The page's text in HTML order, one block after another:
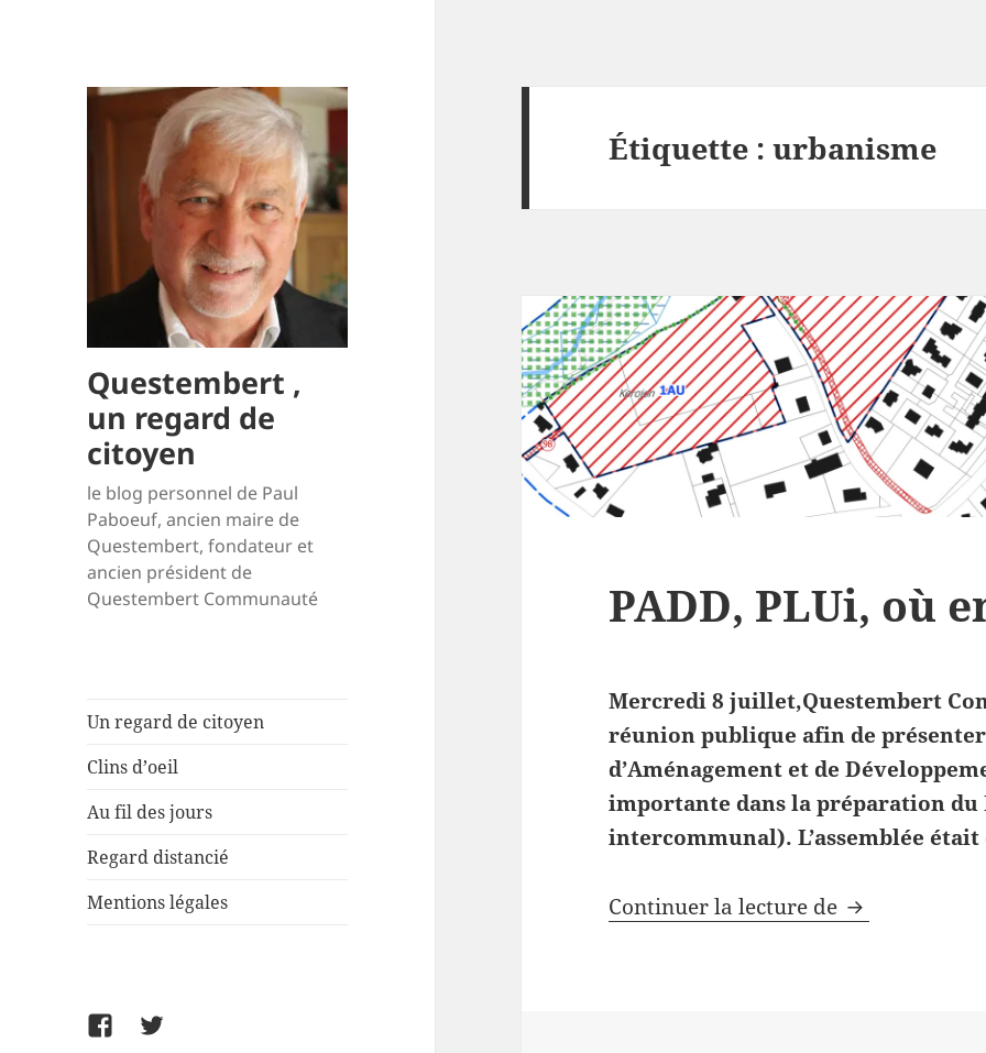
Questembert ,
un regard de
citoyen
le blog personnel de Paul
Paboeuf, ancien maire de
Questembert, fondateur et
ancien président de
Questembert Communauté
Un regard de citoyen
Clins d’oeil
Au fil des jours
Regard distancié
Mentions légales
FacebookTwitter
Étiquette :urbanisme
PADD, PLUi, où
Mercredi 8 juillet,Questembert
réunion publique afin de
d’Aménagement et de
importante dans la préparation du
intercommunal). L’assemblée
Continuer la lecture de PADD, PLUi,